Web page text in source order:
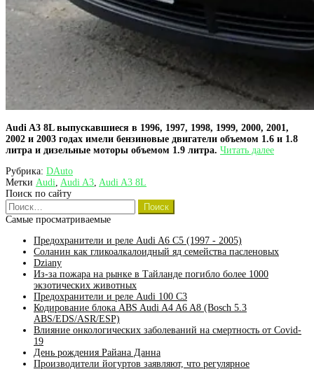
Audi A3 8L выпускавшиеся в 1996, 1997, 1998, 1999, 2000, 2001,
2002 и 2003 годах имели бензиновые двигатели объемом 1.6 и 1.8
литра и дизельные моторы объемом 1.9 литра. Читать далееСписок
Рубрика: DAuto
Метки Audi Audi A3 Audi A3 8L
Поиск по сайту
Найти:
Самые просматриваемые
Предохранители и реле Audi A6 C5 (1997 - 2005)
Соланин как гликоалкалоидный яд семейства пасленовых
Dziany
Из-за пожара на рынке в Тайланде погибло более 1000
экзотических животных
Предохранители и реле Audi 100 C3
Кодирование блока ABS Audi A4 A6 A8 (Bosch 5.3
ABS/EDS/ASR/ESP)
Влияние онкологических заболеваний на смертность от Covid-
19
День рождения Райана Данна
Производители йогуртов заявляют, что регулярное